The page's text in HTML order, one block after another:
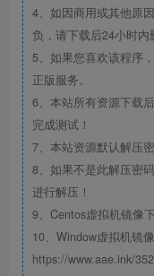
4、如因商用或其他原
负，请下载后24小时内
5、如果您喜欢该程序
正版服务。
6、本站所有资源下载
完成测试！
7、本站资源默认解压
8、如果不是此解压密
进行解压！
9、Centos虚拟机镜像
10、Window虚拟机镜
https://www.aae.ink/